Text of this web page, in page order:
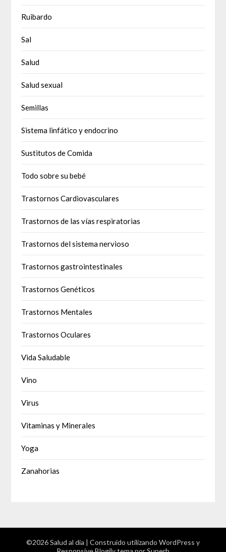
Ruibardo
Sal
Salud
Salud sexual
Semillas
Sistema linfático y endocrino
Sustitutos de Comida
Todo sobre su bebé
Trastornos Cardiovasculares
Trastornos de las vías respiratorias
Trastornos del sistema nervioso
Trastornos gastrointestinales
Trastornos Genéticos
Trastornos Mentales
Trastornos Oculares
Vida Saludable
Vino
Virus
Vitaminas y Minerales
Yoga
Zanahorias
©2026 Salud al dia | Construido utilizando WordPress y